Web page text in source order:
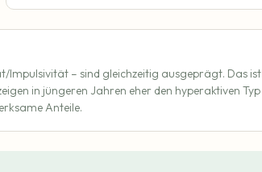
Impulsivität – sind gleichzeitig ausgeprägt. Das ist
in jüngeren Jahren eher den hyperaktiven Typ
Anteile.